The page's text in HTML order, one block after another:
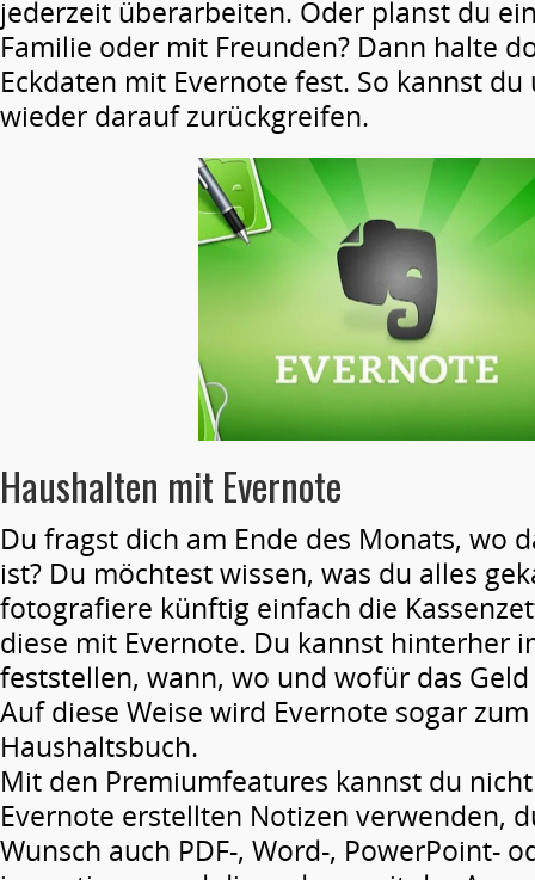
jederzeit überarbeiten. Oder planst du
Familie oder mit Freunden? Dann halte
Eckdaten mit Evernote fest. So kannst
wieder darauf zurückgreifen.
Haushalten mit Evernote
Du fragst dich am Ende des Monats, wo
ist? Du möchtest wissen, was du alles
fotografiere künftig einfach die
diese mit Evernote. Du kannst hinterher
feststellen, wann, wo und wofür das
Auf diese Weise wird Evernote sogar
Haushaltsbuch.
Mit den Premiumfeatures kannst du
Evernote erstellten Notizen verwenden,
Wunsch auch PDF-, Word-, PowerPoint-